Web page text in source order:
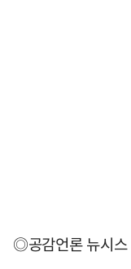
◎공감언론 뉴시스